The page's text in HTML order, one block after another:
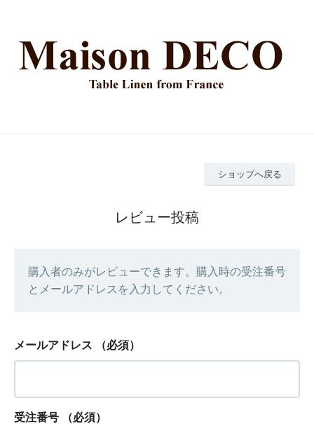
ショップへ戻る
レビュー投稿
購入者のみがレビューできます。購入時の受注番号
とメールアドレスを入力してください。
メールアドレス （必須）
受注番号 （必須）